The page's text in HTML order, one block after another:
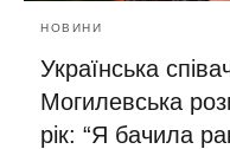
НОВИНИ
Українська
Могилевська
рік: “Я бачила